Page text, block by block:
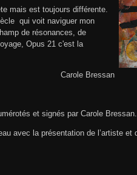
mais est toujours différente.
qui voit naviguer mon
de résonances, de
Opus 21 c'est la
Carole Bressan
et signés par Carole Bressan.
avec la présentation de l’artiste et